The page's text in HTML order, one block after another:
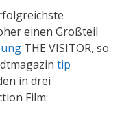
einen Großteil
THE VISITOR, so
tip
in drei
Film: